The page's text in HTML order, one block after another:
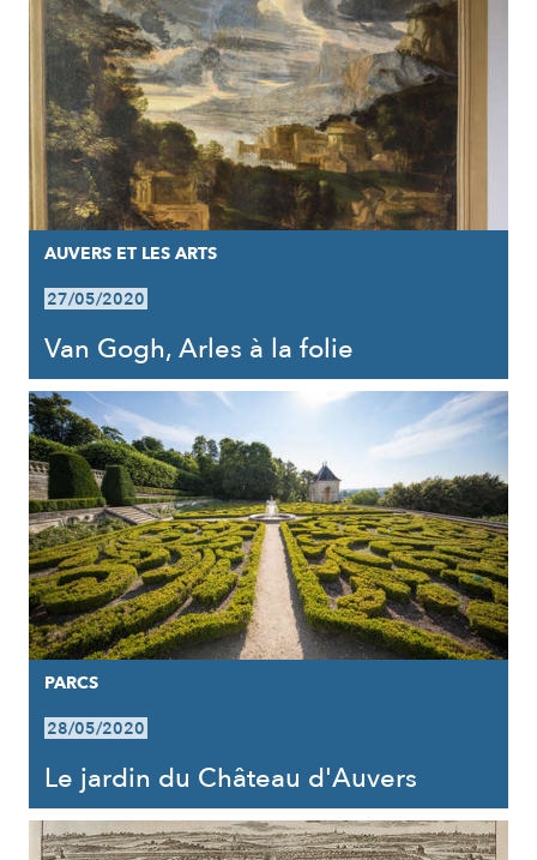
AUVERS ET LES ARTS
27/05/2020
Van Gogh, Arles à la folie
PARCS
28/05/2020
Le jardin du Château d'Auvers